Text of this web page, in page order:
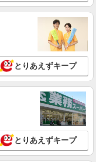
詳細を見る
マンションで見回り/生
円 ＜日払い有/週払い有/交
含む)＞
詳細を見る
とりあえずキープ
とりあえずキープ